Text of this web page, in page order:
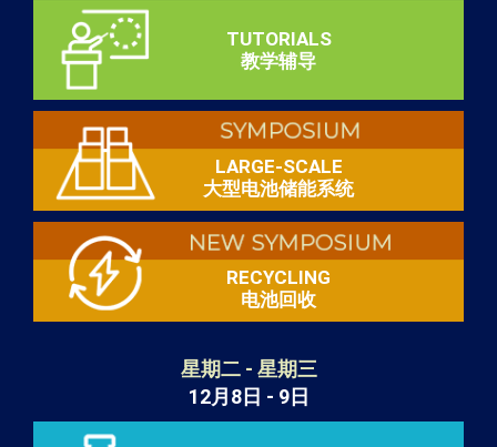
TUTORIALS
教学辅导
LARGE-SCALE
大型电池储能系统
RECYCLING
电池回收
星期二 - 星期三
12月8日 - 9日